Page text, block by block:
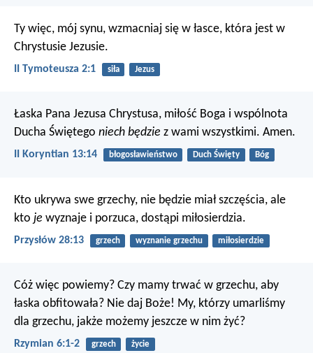
Ty więc, mój synu, wzmacniaj się w łasce, która jest w
Chrystusie Jezusie.
II Tymoteusza 2:1 siła Jezus
Łaska Pana Jezusa Chrystusa, miłość Boga i wspólnota
Ducha Świętego niech będzie z wami wszystkimi. Amen.
II Koryntian 13:14 błogosławieństwo Duch Święty Bóg
Kto ukrywa swe grzechy, nie będzie miał szczęścia, ale
kto je wyznaje i porzuca, dostąpi miłosierdzia.
Przysłów 28:13 grzech wyznanie grzechu miłosierdzie
Cóż więc powiemy? Czy mamy trwać w grzechu, aby
łaska obfitowała? Nie daj Boże! My, którzy umarliśmy
dla grzechu, jakże możemy jeszcze w nim żyć?
Rzymian 6:1-2 grzech życie